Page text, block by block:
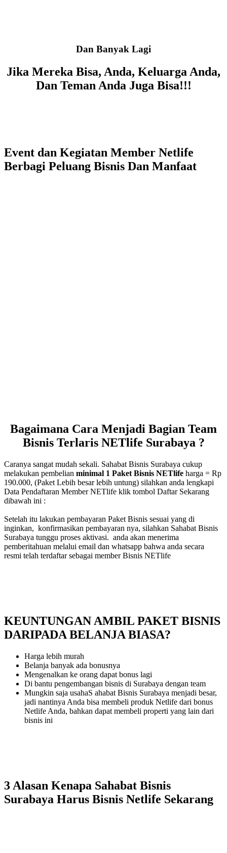
Dan Banyak Lagi
Jika Mereka Bisa, Anda, Keluarga Anda,
Dan Teman Anda Juga Bisa!!!
Event dan Kegiatan Member Netlife
Berbagi Peluang Bisnis Dan Manfaat
Bagaimana Cara Menjadi Bagian Team
Bisnis Terlaris NETlife Surabaya ?
Caranya sangat mudah sekali. Sahabat Bisnis Surabaya cukup
melakukan pembelian minimal 1 Paket Bisnis NETlife harga = Rp
190.000, (Paket Lebih besar lebih untung) silahkan anda lengkapi
Data Pendaftaran Member NETlife klik tombol Daftar Sekarang
dibawah ini :
Setelah itu lakukan pembayaran Paket Bisnis sesuai yang di
inginkan, konfirmasikan pembayaran nya, silahkan Sahabat Bisnis
Surabaya tunggu proses aktivasi. anda akan menerima
pemberitahuan melalui email dan whatsapp bahwa anda secara
resmi telah terdaftar sebagai member Bisnis NETlife
KEUNTUNGAN AMBIL PAKET BISNIS
DARIPADA BELANJA BIASA?
Harga lebih murah
Belanja banyak ada bonusnya
Mengenalkan ke orang dapat bonus lagi
Di bantu pengembangan bisnis di Surabaya dengan team
Mungkin saja usahaS ahabat Bisnis Surabaya menjadi besar,
jadi nantinya Anda bisa membeli produk Netlife dari bonus
Netlife Anda, bahkan dapat membeli properti yang lain dari
bisnis ini
3 Alasan Kenapa Sahabat Bisnis
Surabaya Harus Bisnis Netlife Sekarang